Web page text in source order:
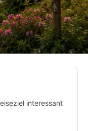
interessant